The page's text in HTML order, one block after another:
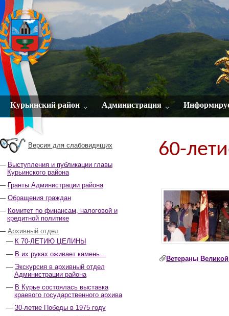
Курьинский район Администрация
Версия для слабовидящих
Выступления и публикации главы
Курьинского района
Гранты Администрации района
Обращения граждан
Комитет по финансам, налоговой и
кредитной политике
Архивный отдел
К 70-ЛЕТИЮ ЦЕЛИНЫ
В их руках оживает камень…
Экскурсия в архивный отдел
Администрации района
В Курье состоялась выставка
краевого государственного архива
30-летие Победы в 1975 году
60-
Ветераны